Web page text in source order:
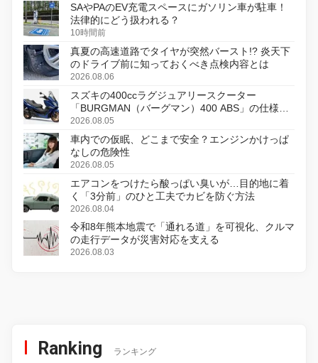
SAやPAのEV充電スペースにガソリン車が駐車！
法律的にどう扱われる？
10時間前
真夏の高速道路でタイヤが突然バースト!? 炎天下
のドライブ前に知っておくべき点検内容とは
2026.08.06
スズキの400ccラグジュアリースクーター
「BURGMAN（バーグマン）400 ABS」の仕様を
変更し、8月18日に発売
2026.08.05
車内での仮眠、どこまで安全？エンジンかけっぱ
なしの危険性
2026.08.05
エアコンをつけたら酸っぱい臭いが…目的地に着
く「3分前」のひと工夫でカビを防ぐ方法
2026.08.04
令和8年熊本地震で「通れる道」を可視化、クルマ
の走行データが災害対応を支える
2026.08.03
Ranking ランキング